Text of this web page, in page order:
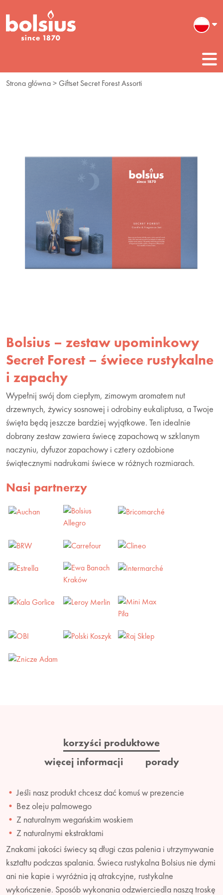
Strona główna> Giftset Secret Forest Assorti
Bolsius – zestaw upominkowy
Secret Forest – świece rustykalne
i zapachy
Wypełnij swój dom ciepłym, zimowym aromatem nut
drzewnych, żywicy sosnowej i odrobiny eukaliptusa, a Twoje
święta będą jeszcze bardziej wyjątkowe. Ten idealnie
dobrany zestaw zawiera świecę zapachową w szklanym
naczyniu, dyfuzor zapachowy i cztery ozdobione
świątecznymi nadrukami świece w różnych rozmiarach.
Nasi partnerzy
korzyści produktowe
więcej informacji
porady
Jeśli nasz produkt chcesz dać komuś w prezencie
Bez oleju palmowego
Z naturalnym wegańskim woskiem
Z naturalnymi ekstraktami
Znakami jakości świecy są długi czas palenia i utrzymywanie
kształtu podczas spalania. Świeca rustykalna Bolsius nie dymi
ani nie kapie i wyróżnia ją atrakcyjne, rustykalne
wykończenie. Sposób wykonania odzwierciedla naszą troskę